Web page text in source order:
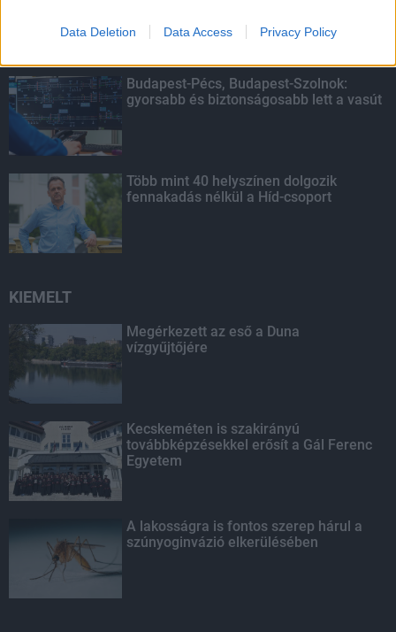
Data Deletion Data Access Privacy Policy
Budapest-Pécs, Budapest-Szolnok:
gyorsabb és biztonságosabb lett a vasút
Több mint 40 helyszínen dolgozik
fennakadás nélkül a Híd-csoport
KIEMELT
Megérkezett az eső a Duna
vízgyűjtőjére
Kecskeméten is szakirányú
továbbképzésekkel erősít a Gál Ferenc
Egyetem
A lakosságra is fontos szerep hárul a
szúnyoginvázió elkerülésében